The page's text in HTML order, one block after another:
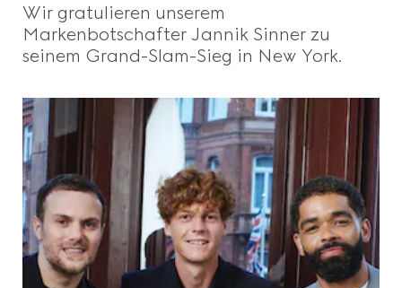
Wir gratulieren unserem
Markenbotschafter Jannik Sinner zu
seinem Grand-Slam-Sieg in New York.